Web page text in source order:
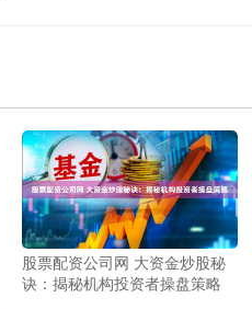
股票配资公司网 大资金炒股秘
诀：揭秘机构投资者操盘策略